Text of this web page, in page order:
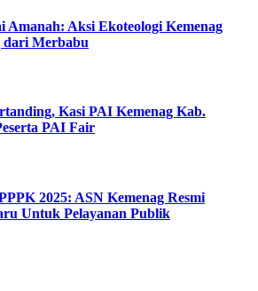
Amanah: Aksi Ekoteologi Kemenag
dari Merbabu
Kasi PAI Kemenag Kab.
PAI Fair
2025: ASN Kemenag Resmi
Untuk Pelayanan Publik